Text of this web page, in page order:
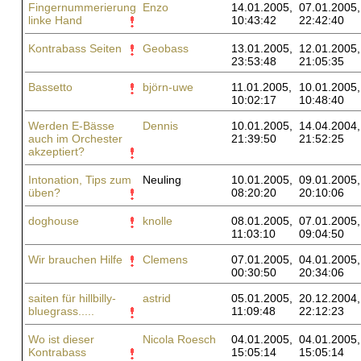
Fingernummerierung
linke Hand
Enzo
14.01.2005,
10:43:42
07.01.2005,
22:42:40
Kontrabass Seiten Geobass
13.01.2005,
23:53:48
12.01.2005,
21:05:35
Bassetto
björn-uwe
11.01.2005,
10:02:17
10.01.2005,
10:48:40
Werden E-Bässe
auch im Orchester
akzeptiert?
Dennis
10.01.2005,
21:39:50
14.04.2004,
21:52:25
Intonation, Tips zum
üben?
Neuling
10.01.2005,
08:20:20
09.01.2005,
20:10:06
doghouse knolle
08.01.2005,
11:03:10
07.01.2005,
09:04:50
Wir brauchen Hilfe
Clemens
07.01.2005,
00:30:50
04.01.2005,
20:34:06
saiten für hillbilly-
bluegrass.....
astrid
05.01.2005,
11:09:48
20.12.2004,
22:12:23
Wo ist dieser
Kontrabass
Nicola Roesch
04.01.2005,
15:05:14
04.01.2005,
15:05:14